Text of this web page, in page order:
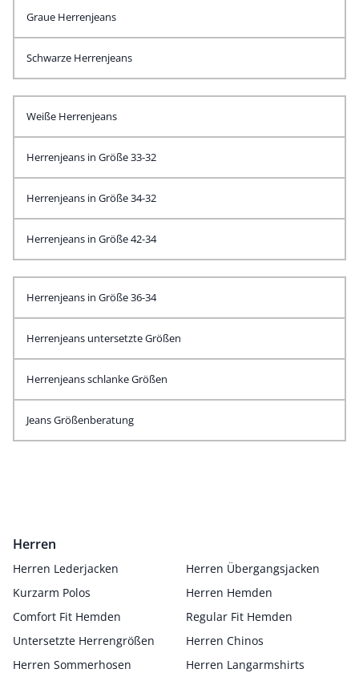
Graue Herrenjeans
Schwarze Herrenjeans
Weiße Herrenjeans
Herrenjeans in Größe 33-32
Herrenjeans in Größe 34-32
Herrenjeans in Größe 42-34
Herrenjeans in Größe 36-34
Herrenjeans untersetzte Größen
Herrenjeans schlanke Größen
Jeans Größenberatung
Herren
Herren Lederjacken
Herren Übergangsjacken
Kurzarm Polos
Herren Hemden
Comfort Fit Hemden
Regular Fit Hemden
Untersetzte Herrengrößen
Herren Chinos
Herren Sommerhosen
Herren Langarmshirts